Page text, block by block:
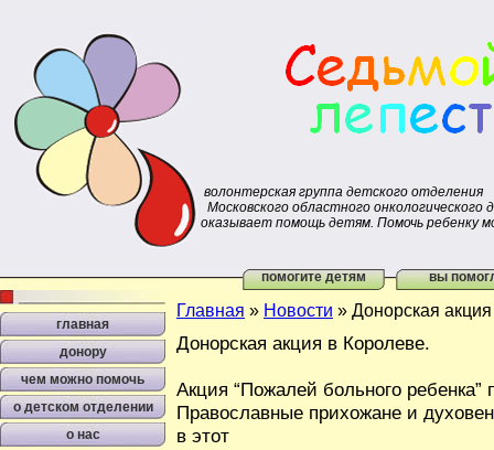
волонтерская группа детского отделения
Московского областного онкологического
оказывает помощь детям. Помочь ребенку
помогите детям вы
главная
донору
чем можно помочь
о детском отделении
о нас
Главная » Новости » Донорская
Донорская акция в Королеве.
Акция “Пожалей больного
Православные прихожане и
в этот